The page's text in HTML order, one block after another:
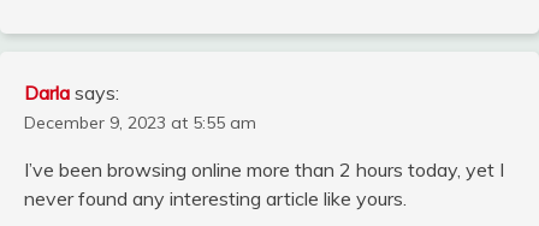
Darla says:
December 9, 2023 at 5:55 am
I’ve been browsing online more than 2 hours today, yet I
never found any interesting article like yours.